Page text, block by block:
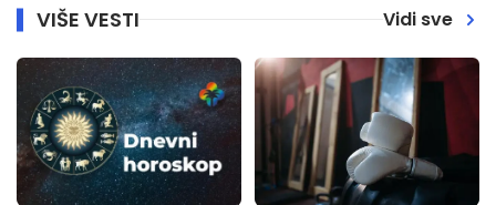
VIŠE VESTI Vidi sve